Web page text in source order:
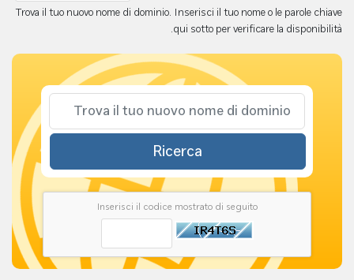
Trova il tuo nuovo nome di dominio. Inserisci il tuo nome o le parole chiave
qui sotto per verificare la disponibilità.
Ricerca
Inserisci il codice mostrato di seguito